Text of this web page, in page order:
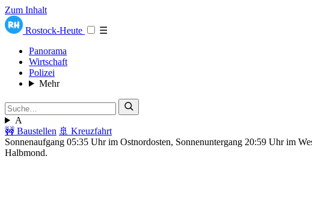
Zum Inhalt
Rostock-Heute
☰
Panorama
Wirtschaft
Polizei
Mehr
A
🚧 Baustellen 🚢 Kreuzfahrt
Sonnenaufgang 05:35 Uhr im Ostnordosten, Sonnenuntergang 20:59 Uhr im
Halbmond.